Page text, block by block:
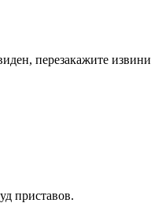
перезакажите
приставов.